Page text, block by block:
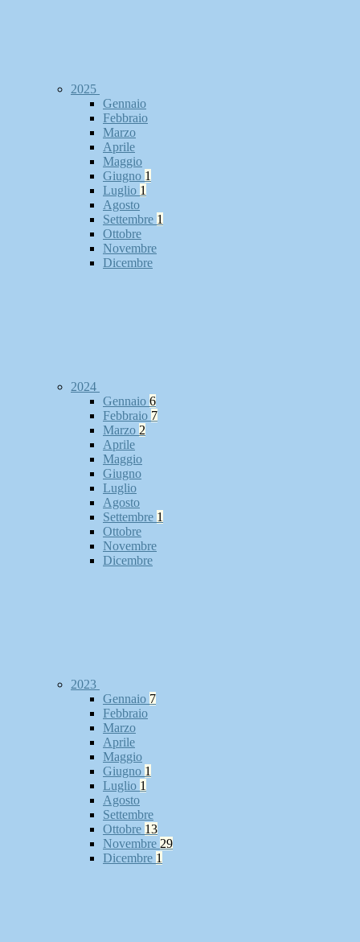
2025
Gennaio
Febbraio
Marzo
Aprile
Maggio
Giugno 1
Luglio 1
Agosto
Settembre 1
Ottobre
Novembre
Dicembre
2024
Gennaio 6
Febbraio 7
Marzo 2
Aprile
Maggio
Giugno
Luglio
Agosto
Settembre 1
Ottobre
Novembre
Dicembre
2023
Gennaio 7
Febbraio
Marzo
Aprile
Maggio
Giugno 1
Luglio 1
Agosto
Settembre
Ottobre 13
Novembre 29
Dicembre 1